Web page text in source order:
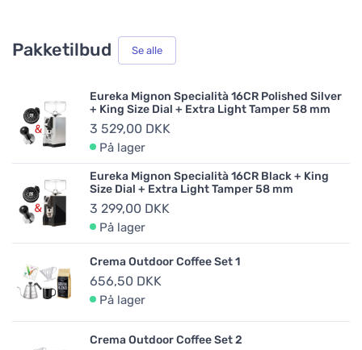
Pakketilbud Se alle
Eureka Mignon Specialità 16CR Polished Silver
+ King Size Dial + Extra Light Tamper 58 mm
3 529,00 DKK
På lager
Eureka Mignon Specialità 16CR Black + King
Size Dial + Extra Light Tamper 58 mm
3 299,00 DKK
På lager
Crema Outdoor Coffee Set 1
656,50 DKK
På lager
Crema Outdoor Coffee Set 2